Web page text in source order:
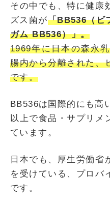
その中でも、特に健康
ズス菌が「BB536（ビ
ガム BB536）」。
1969年に日本の森永
腸内から分離された、
です。
BB536は国際的にも高
以上で食品・サプリメ
ています。
日本でも、厚生労働省
を受けている、プロバ
です。